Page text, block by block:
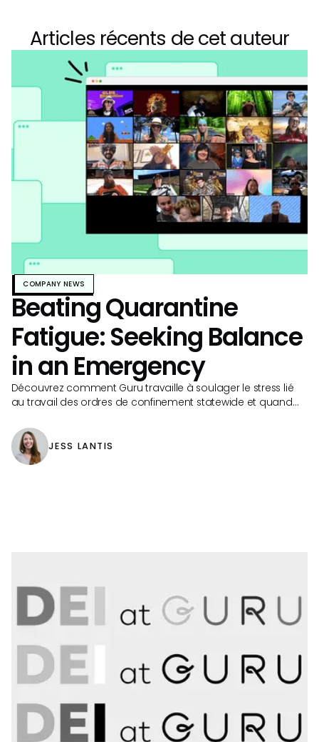
Articles récents de cet auteur
COMPANY NEWS
Beating Quarantine
Fatigue: Seeking Balance
in an Emergency
Découvrez comment Guru travaille à soulager le stress lié
au travail des ordres de confinement statewide et quand
JESS LANTIS